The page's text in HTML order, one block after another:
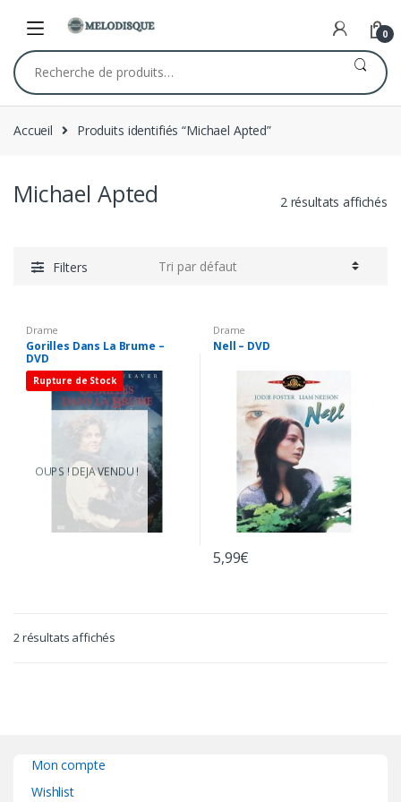
navigation
content
0
Recherche
pour :
Accueil Produits identifiés “Michael Apted”
Michael Apted 2 résultats affichés
Filters
Drame
Gorilles Dans La Brume –
DVD
Rupture de Stock
OUPS ! DEJA VENDU !
Drame
Nell – DVD
5,99€
2 résultats affichés
Mon compte
Wishlist